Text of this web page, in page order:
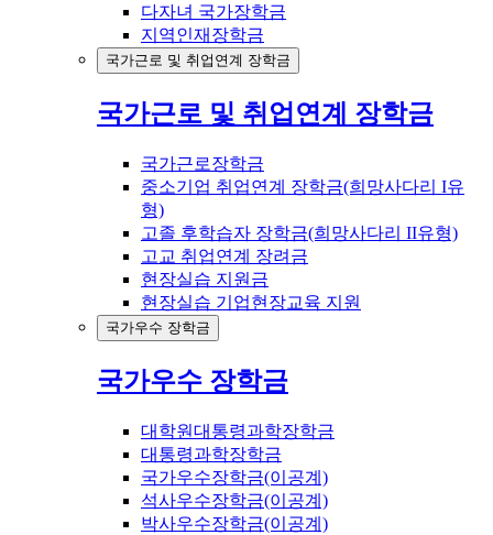
다자녀 국가장학금
지역인재장학금
국가근로 및 취업연계 장학금
국가근로 및 취업연계 장학금
국가근로장학금
중소기업 취업연계 장학금(희망사다리 I유
형)
고졸 후학습자 장학금(희망사다리 II유형)
고교 취업연계 장려금
현장실습 지원금
현장실습 기업현장교육 지원
국가우수 장학금
국가우수 장학금
대학원대통령과학장학금
대통령과학장학금
국가우수장학금(이공계)
석사우수장학금(이공계)
박사우수장학금(이공계)